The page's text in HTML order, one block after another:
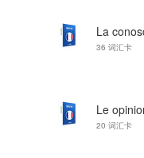
La
36 词汇卡
Le
20 词汇卡